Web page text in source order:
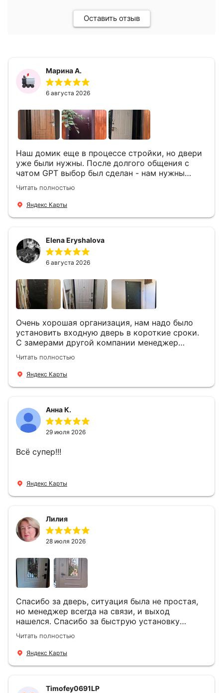
Оставить отзыв
Марина А.
6 августа 2026
Наш домик еще в процессе стройки, но двери
уже были нужны. После долгого общения с
чатом GPT выбор был сделан - нам нужны
двери Аргус Термо Композит, которые нашлись
в компании ДвериОпт . Менеджер Филипп
ответил на все вопросы, посчитал стоимость и
установили две двери, ответили на все
вопросы . Выполненной работой мы довольны.
Огромная всем благодарность!
Читать полностью
Яндекс Карты
Elena Eryshalova
6 августа 2026
Очень хорошая организация, нам надо было
установить входную дверь в короткие сроки.
С замерами другой компании менеджер
компании Филлип, быстро предоставил нам
варианты дверей, монтаж тоже был очень
четкий, позвонили, согласовали и установили
Читать полностью
Яндекс Карты
Анна К.
29 июля 2026
Всё супер!!!
Яндекс Карты
Лилия
28 июля 2026
Спасибо за дверь, ситуация была не простая,
но менеджер всегда на связи, и выход
нашелся. Спасибо за быструю установку
Роману, один и привёз, и установил. Надеюсь,
что дверь нам долго послужит
Читать полностью
Яндекс Карты
Timofey0691LP